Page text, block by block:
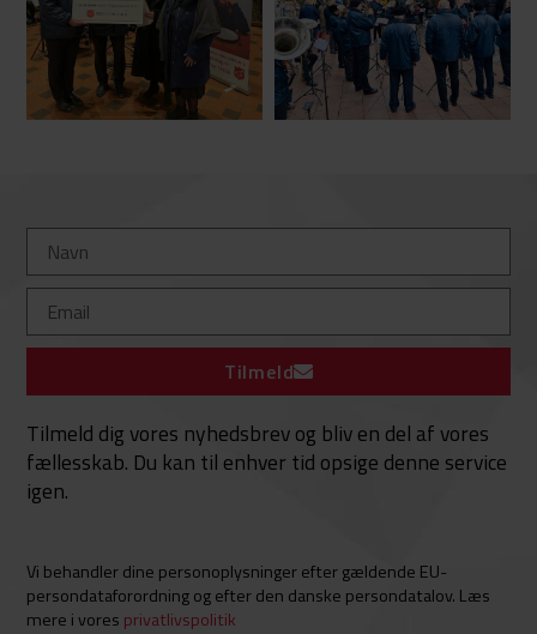
Tilmeld
Tilmeld dig vores nyhedsbrev og bliv en del af vores
fællesskab. Du kan til enhver tid opsige denne service
igen.
Vi behandler dine personoplysninger efter gældende EU-
persondataforordning og efter den danske persondatalov. Læs
mere i vores privatlivspolitik